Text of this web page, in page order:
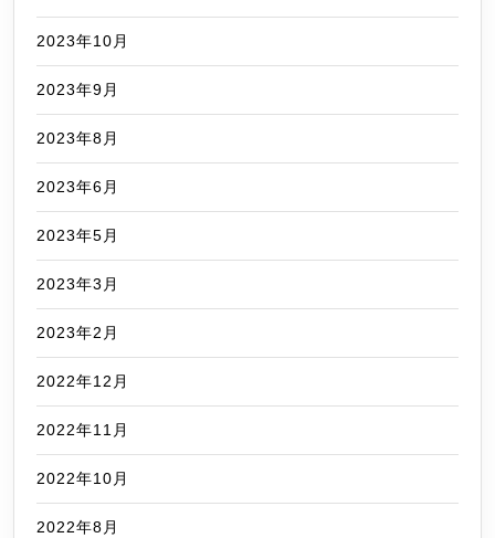
2023年10月
2023年9月
2023年8月
2023年6月
2023年5月
2023年3月
2023年2月
2022年12月
2022年11月
2022年10月
2022年8月